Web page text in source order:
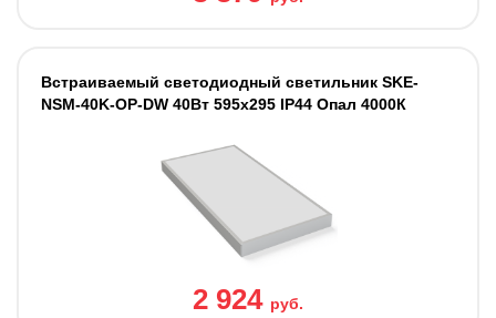
Встраиваемый светодиодный светильник SKE-
NSM-40K-OP-DW 40Вт 595x295 IP44 Опал 4000К
2 924 руб.